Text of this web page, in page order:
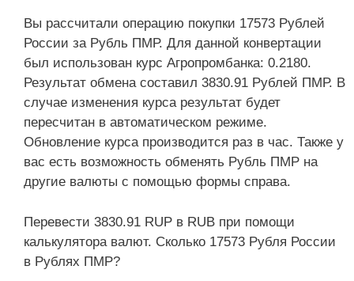
Вы рассчитали операцию покупки 17573 Рублей
России за Рубль ПМР. Для данной конвертации
был использован курс Агропромбанка: 0.2180.
Результат обмена составил 3830.91 Рублей ПМР. В
случае изменения курса результат будет
пересчитан в автоматическом режиме.
Обновление курса производится раз в час. Также у
вас есть возможность обменять Рубль ПМР на
другие валюты с помощью формы справа.
Перевести 3830.91 RUP в RUB при помощи
калькулятора валют. Сколько 17573 Рубля России
в Рублях ПМР?